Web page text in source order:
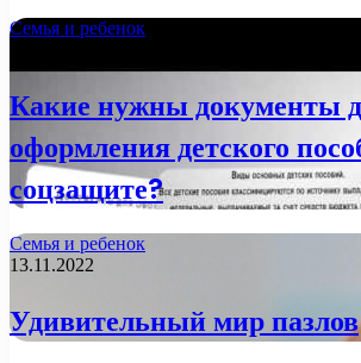
Семья и ребенок
Какие нужны документы
оформления детского
соцзащите?
Семья и ребенок
13.11.2022
Удивительный мир пазлов